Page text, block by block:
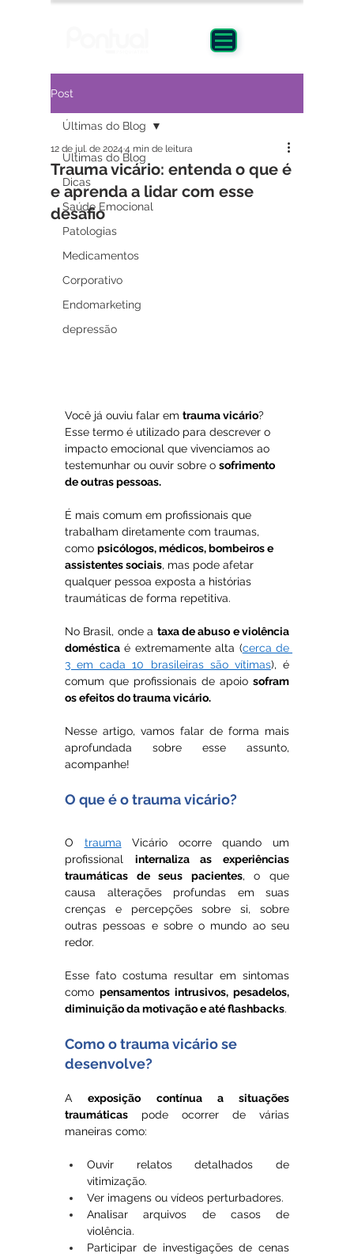
Post
Últimas do Blog
Dicas
Saúde Emocional
Patologias
Medicamentos
Corporativo
Endomarketing
depressão
Últimas do Blog
Trauma vicário: entenda o que é
e aprenda a lidar com esse
desafio
12 de jul. de 2024 4 min de leitura
Você já ouviu falar em trauma vicário?
Esse termo é utilizado para descrever o
impacto emocional que vivenciamos ao
testemunhar ou ouvir sobre o sofrimento
de outras pessoas.
É mais comum em profissionais que
trabalham diretamente com traumas,
como psicólogos, médicos, bombeiros e
assistentes sociais, mas pode afetar
qualquer pessoa exposta a histórias
traumáticas de forma repetitiva.
No Brasil, onde a taxa de abuso e violência
doméstica é extremamente alta (cerca de
3 em cada 10 brasileiras são vítimas), é
comum que profissionais de apoio sofram
os efeitos do trauma vicário.
Nesse artigo, vamos falar de forma mais
aprofundada sobre esse assunto,
acompanhe!
O que é o trauma vicário?
O trauma Vicário ocorre quando um
profissional internaliza as experiências
traumáticas de seus pacientes, o que
causa alterações profundas em suas
crenças e percepções sobre si, sobre
outras pessoas e sobre o mundo ao seu
redor.
Esse fato costuma resultar em sintomas
como pensamentos intrusivos, pesadelos,
diminuição da motivação e até flashbacks.
Como o trauma vicário se
desenvolve?
A exposição contínua a situações
traumáticas pode ocorrer de várias
maneiras como:
Ouvir relatos detalhados de
vitimização.
Ver imagens ou vídeos perturbadores.
Analisar arquivos de casos de
violência.
Participar de investigações de cenas